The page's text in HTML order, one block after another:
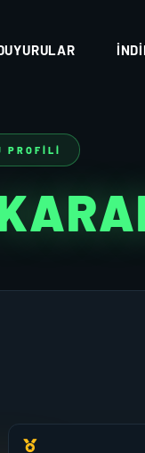
PROFILI